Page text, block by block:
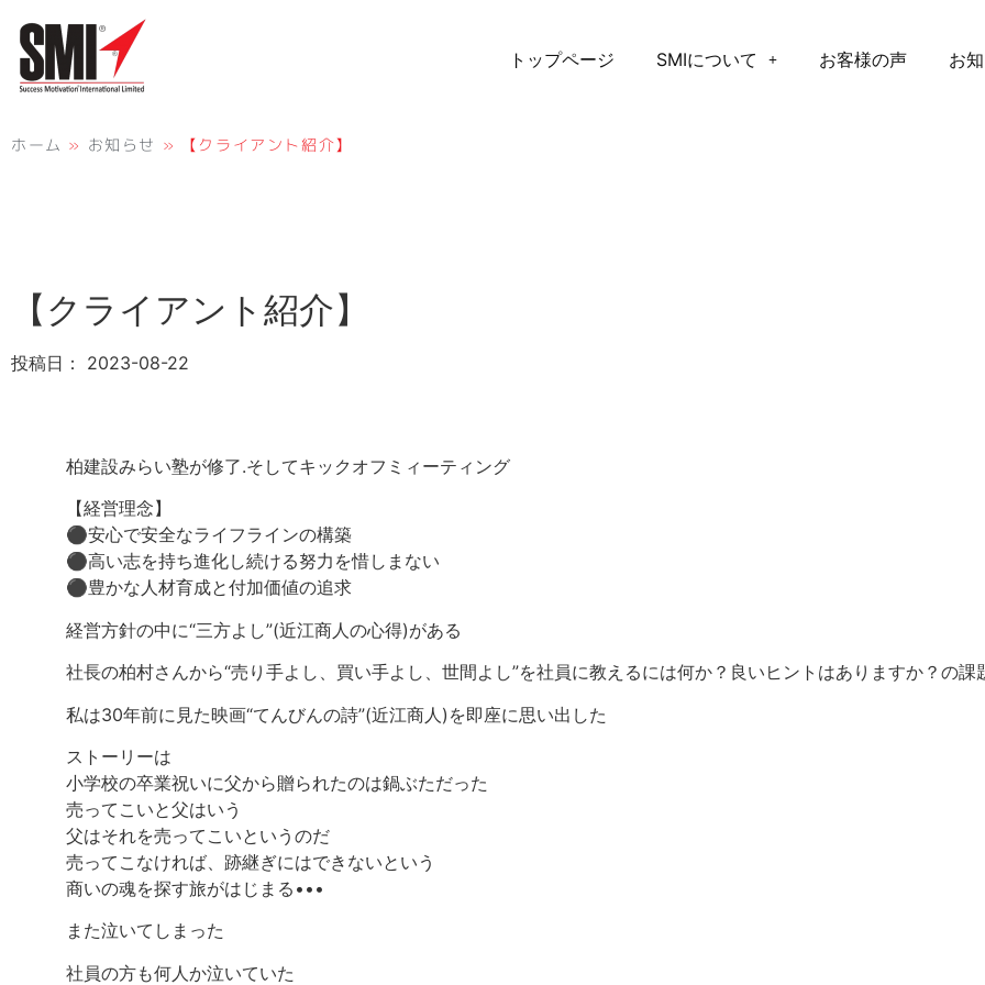
トップページ SMIについて お客様の声 お
ホーム » お知らせ » 【クライアント紹介】
【クライアント紹介】
投稿日： 2023-08-22
柏建設みらい塾が修了.そしてキックオフミィーティング
【経営理念】
⚫︎安心で安全なライフラインの構築
⚫︎高い志を持ち進化し続ける努力を惜しまない
⚫︎豊かな人材育成と付加価値の追求
経営方針の中に“三方よし”(近江商人の心得)がある
社長の柏村さんから“売り手よし、買い手よし、世間よし”を社員に教えるには何か？良いヒントはありますか？の課
私は30年前に見た映画“てんびんの詩”(近江商人)を即座に思い出した
ストーリーは
小学校の卒業祝いに父から贈られたのは鍋ぶただった
売ってこいと父はいう
父はそれを売ってこいというのだ
売ってこなければ、跡継ぎにはできないという
商いの魂を探す旅がはじまる•••
また泣いてしまった
社員の方も何人か泣いていた